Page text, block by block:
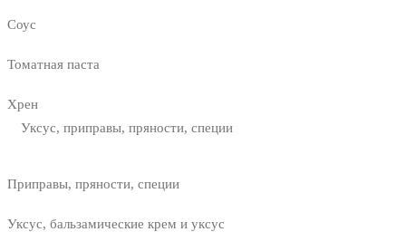
Соус
Томатная паста
Хрен
Уксус, приправы, пряности, специи
Приправы, пряности, специи
Уксус, бальзамические крем и уксус